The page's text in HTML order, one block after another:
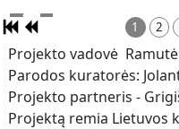
1 2
Projekto vadovė
Parodos kuratorės:
Projekto partneris -
Projektą remia Lietuvos